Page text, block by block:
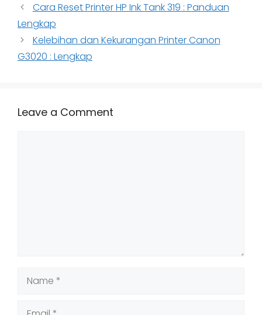
Cara Reset Printer HP Ink Tank 319 : Panduan
Lengkap
Kelebihan dan Kekurangan Printer Canon
G3020 : Lengkap
Leave a Comment
Name
Email